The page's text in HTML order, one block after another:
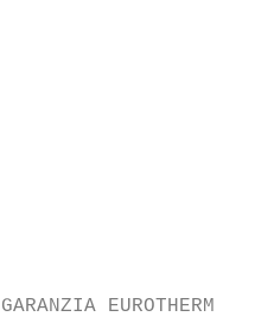
EUROTHERM